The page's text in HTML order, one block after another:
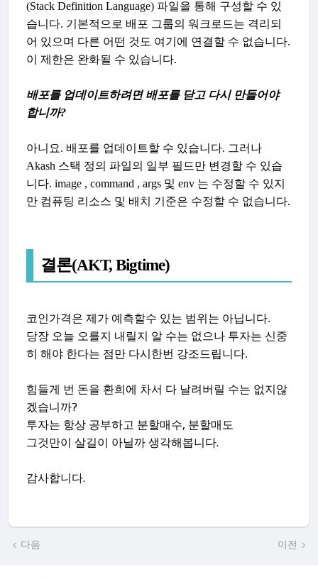
(Stack Definition Language) 파일을 통해 구성할 수 있
습니다. 기본적으로 배포 그룹의 워크로드는 격리되
어 있으며 다른 어떤 것도 여기에 연결할 수 없습니다.
이 제한은 완화될 수 있습니다.
배포를 업데이트하려면 배포를 닫고 다시 만들어야
합니까?
아니요. 배포를 업데이트할 수 있습니다. 그러나
Akash 스택 정의 파일의 일부 필드만 변경할 수 있습
니다. image , command , args 및 env 는 수정할 수 있지
만 컴퓨팅 리소스 및 배치 기준은 수정할 수 없습니다.
결론(AKT, Bigtime)
코인가격은 제가 예측할수 있는 범위는 아닙니다.
당장 오늘 오를지 내릴지 알 수는 없으나 투자는 신중
히 해야 한다는 점만 다시한번 강조드립니다.
힘들게 번 돈을 환희에 차서 다 날려버릴 수는 없지않
겠습니까?
투자는 항상 공부하고 분할매수, 분할매도
그것만이 살길이 아닐까 생각해봅니다.
감사합니다.
다음 이전